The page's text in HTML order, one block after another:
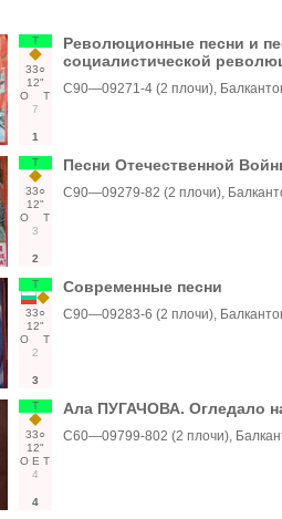
Т
33○
12"
О
Т
7
1
Революционные песни и
социалистической
С90—09271-4 (2 плочи),
Т
33○
12"
О
Т
3
2
Песни Отечественной
С90—09279-82 (2 плочи),
Т
33○
12"
О
Т
2
3
Современные песни
С90—09283-6 (2 плочи),
Т
33○
12"
О Е Т
4
4
Ала ПУГАЧОВА. Огледало
С60—09799-802 (2 плочи),